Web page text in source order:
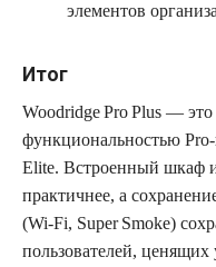
элементов
Итог
Woodridge Pro Plus —
функциональностью
Elite. Встроенный шкаф
практичнее, а
(Wi‑Fi, Super Smoke)
пользователей,